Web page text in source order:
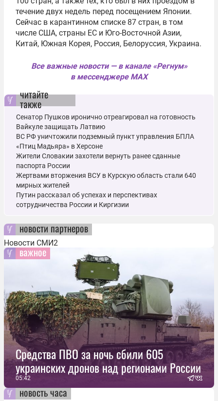
течение двух недель перед посещением Японии.
Сейчас в карантинном списке 87 стран, в том
числе США, страны ЕС и Юго-Восточной Азии,
Китай, Южная Корея, Россия, Белоруссия, Украина.
Все важные новости — в канале «Регнум»
в мессенджере MAX
читайте
также
Сенатор Пушков иронично отреагировал на готовность
Вайкуле защищать Латвию
ВС РФ уничтожили подземный пункт управления БПЛА
«Птиц Мадьяра» в Херсоне
Жители Словакии захотели вернуть ранее сданные
паспорта России
Жертвами вторжения ВСУ в Курскую область стали 640
мирных жителей
Путин рассказал об успехах и перспективах
сотрудничества России и Киргизии
новости партнеров
Новости СМИ2
важное
Средства ПВО за ночь сбили 605
украинских дронов над регионами России
05:42
новость часа